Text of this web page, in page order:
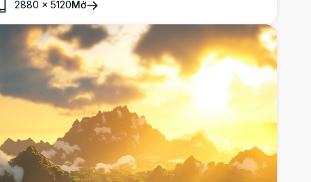
khung cảnh yên tĩnh và quyến rũ hoàn hảo cho bất kỳ
2880 × 5120Mở